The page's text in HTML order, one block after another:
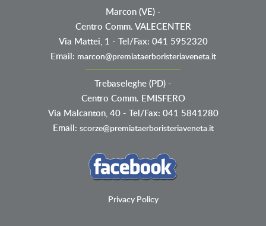
Marcon (VE)-
Centro Comm. VALECENTER
Via Mattei, 1 - Tel/Fax: 041 5952320
Email: marcon@premiataerboristeriaveneta.it
Trebaseleghe (PD) -
Centro Comm. EMISFERO
Via Malcanton, 40 - Tel/Fax: 041 5841280
Email: scorze@premiataerboristeriaveneta.it
Privacy Policy